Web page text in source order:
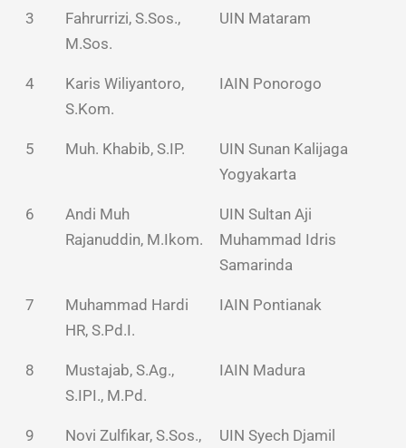
3
Fahrurrizi, S.Sos.,
M.Sos.
UIN Mataram
4
Karis Wiliyantoro,
S.Kom.
IAIN Ponorogo
5 Muh. Khabib, S.IP.
UIN Sunan Kalijaga
Yogyakarta
6
Andi Muh
Rajanuddin, M.Ikom.
UIN Sultan Aji
Muhammad Idris
Samarinda
7
Muhammad Hardi
HR, S.Pd.I.
IAIN Pontianak
8
Mustajab, S.Ag.,
S.IPI., M.Pd.
IAIN Madura
9
Novi Zulfikar, S.Sos.,
UIN Syech Djamil